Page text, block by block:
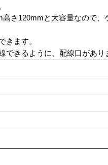
さ120mmと大容量なので、
きます。
きるように、配線口があり